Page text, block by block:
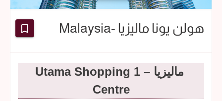
هولن يونا ماليزيا -Malaysia
ماليزيا – 1 Utama Shopping
Centre